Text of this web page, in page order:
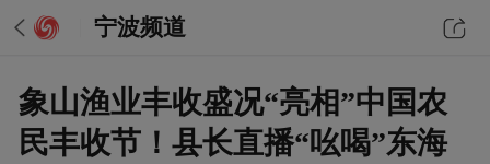
宁波频道
象山渔业丰收盛况“亮相”中国农
民丰收节！县长直播“吆喝”东海